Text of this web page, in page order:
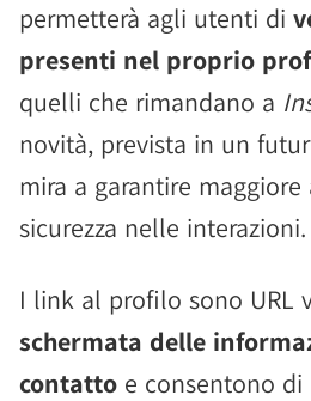
permetterà agli utenti di
presenti nel proprio
quelli che rimandano a
novità, prevista in un
mira a garantire
sicurezza nelle interazioni.
I link al profilo sono URL
schermata delle
contatto e consentono di